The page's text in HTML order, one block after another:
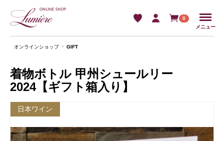
0
メニュー
オンラインショップ GIFT
着物ボトル 甲州シュールリー
2024【ギフト箱入り】
日本ワイン